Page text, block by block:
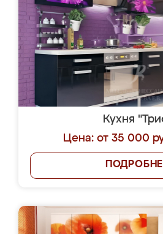
Кухня
Цена: от 35 000